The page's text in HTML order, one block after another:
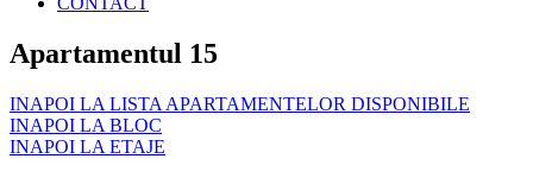
Apartamentul 15
INAPOI LA LISTA APARTAMENTELOR DISPONIBILE
INAPOI LA BLOC
INAPOI LA ETAJE